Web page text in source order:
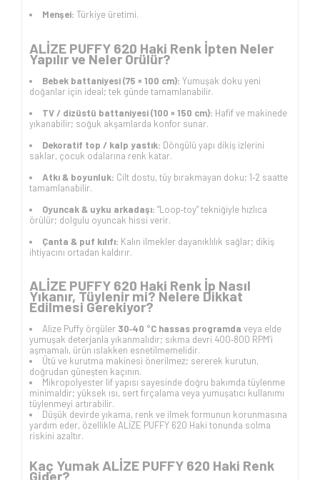
Menşei: Türkiye üretimi.
ALİZE PUFFY 620 Haki Renk İpten Neler
Yapılır ve Neler Örülür?
Bebek battaniyesi (75 × 100 cm): Yumuşak doku yeni
doğanlar için ideal; tek günde tamamlanabilir.
TV / dizüstü battaniyesi (100 × 150 cm): Hafif ve makinede
yıkanabilir; soğuk akşamlarda konfor sunar.
Dekoratif top / kalp yastık: Döngülü yapı dikiş izlerini
saklar, çocuk odalarına renk katar.
Atkı & boyunluk: Cilt dostu, tüy bırakmayan doku; 1‑2 saatte
tamamlanabilir.
Oyuncak & uyku arkadaşı: “Loop‑toy” tekniğiyle hızlıca
örülür; dolgulu oyuncak hissi verir.
Çanta & puf kılıfı: Kalın ilmekler dayanıklılık sağlar; dikiş
ihtiyacını ortadan kaldırır.
ALİZE PUFFY 620 Haki Renk İp Nasıl
Yıkanır, Tüylenir mi? Nelere Dikkat
Edilmesi Gerekiyor?
Alize Puffy örgüler 30‑40 °C hassas programda veya elde
yumuşak deterjanla yıkanmalıdır; sıkma devri 400‑800 RPM’i
aşmamalı, ürün ıslakken esnetilmemelidir.
Ütü ve kurutma makinesi önerilmez; sererek kurutun,
doğrudan güneşten kaçının.
Mikropolyester lif yapısı sayesinde doğru bakımda tüylenme
minimaldir; yüksek ısı, sert fırçalama veya yumuşatıcı kullanımı
tüylenmeyi artırabilir.
Düşük devirde yıkama, renk ve ilmek formunun korunmasına
yardım eder, özellikle ALİZE PUFFY 620 Haki tonunda solma
riskini azaltır.
Kaç Yumak ALİZE PUFFY 620 Haki Renk
Gider?